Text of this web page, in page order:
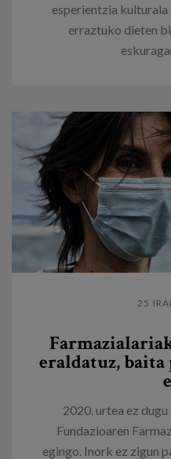
esperientzia
erraztuko dieten
25
eraldatuz, baita
2020. urtea ez
Fundazioaren
egingo. Inork ez zigun